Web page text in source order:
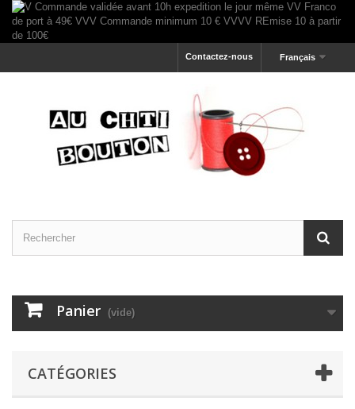
Français
Contactez-nous
Panier (vide)
CATÉGORIES